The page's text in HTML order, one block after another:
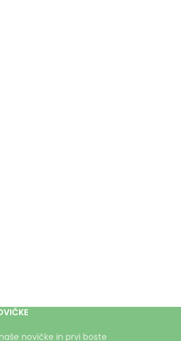
novičke in prvi boste